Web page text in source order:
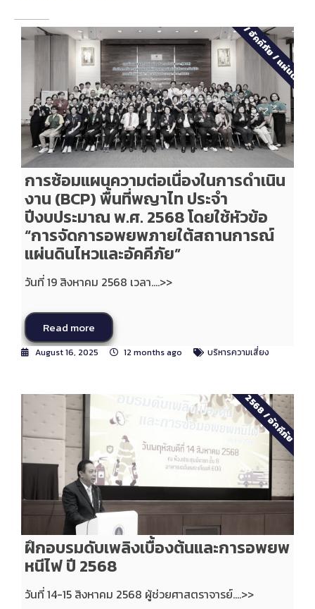
การซ้อมแผนความต่อเนื่องในการดำเนิน
งาน (BCP) พื้นที่พญาไท ประจำ
ปีงบประมาณ พ.ศ. 2568 โดยใช้หัวข้อ
“การจัดการอพยพภายใต้สถานการณ์
แผ่นดินไหวและอัคคีภัย”
วันที่ 19 สิงหาคม 2568 เวลา....>>
Read more
/
อัคคีภัย
/
แผ่นดินไ
August 16, 2025 12 months ago บริหารความเสี่ยง
ฝึกอบรมดับเพลิงเบื้องต้นและการอพยพ
หนีไฟ ปี 2568
วันที่ 14-15 สิงหาคม 2568 ผู้ช่วยศาสตราจารย์....>>
2568
/
อัคคีภัย